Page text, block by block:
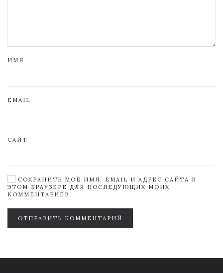
ИМЯ
EMAIL
САЙТ
СОХРАНИТЬ МОЁ ИМЯ, EMAIL И АДРЕС САЙТА В
ЭТОМ БРАУЗЕРЕ ДЛЯ ПОСЛЕДУЮЩИХ МОИХ
КОММЕНТАРИЕВ.
ОТПРАВИТЬ КОММЕНТАРИЙ